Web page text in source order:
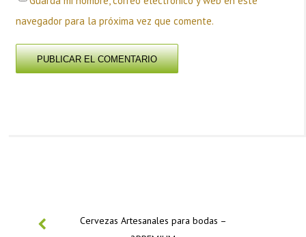
navegador para la próxima vez que comente.
Cervezas Artesanales para bodas –